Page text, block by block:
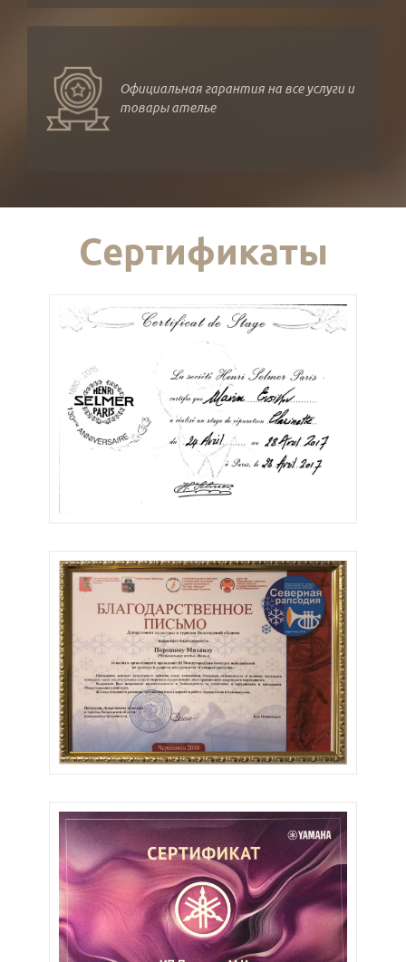
Официальная гарантия на все услуги и
товары ателье
Сертификаты